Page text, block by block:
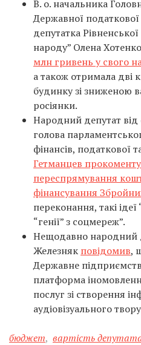
В. о. начальника
Державної
депутатка
народу” Олена
млн гривень у свого
а також отримала дві
будинку зі зниженою
росіянки.
Народний депутат від
голова
фінансів, податкової
Гетманцев
переспрямування
фінансування
переконання, такі
“генії” з соцмереж”.
Нещодавно народний
Железняк повідомив,
Державне
платформа
послуг зі створення
аудіовізуального
бюджет, вартість